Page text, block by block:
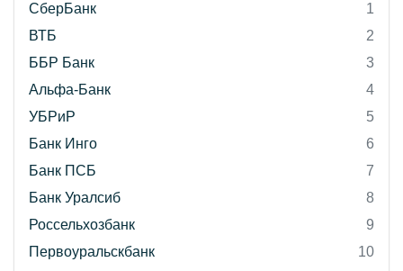
СберБанк
1
ВТБ
2
ББР Банк
3
Альфа-Банк
4
УБРиР
5
Банк Инго
6
Банк ПСБ
7
Банк Уралсиб
8
Россельхозбанк
9
Первоуральскбанк
10